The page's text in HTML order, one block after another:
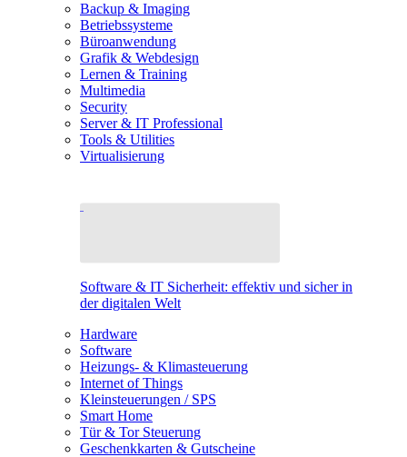
Backup & Imaging
Betriebssysteme
Büroanwendung
Grafik & Webdesign
Lernen & Training
Multimedia
Security
Server & IT Professional
Tools & Utilities
Virtualisierung
Software & IT Sicherheit: effektiv und sicher in
der digitalen Welt
Hardware
Software
Heizungs- & Klimasteuerung
Internet of Things
Kleinsteuerungen / SPS
Smart Home
Tür & Tor Steuerung
Geschenkkarten & Gutscheine